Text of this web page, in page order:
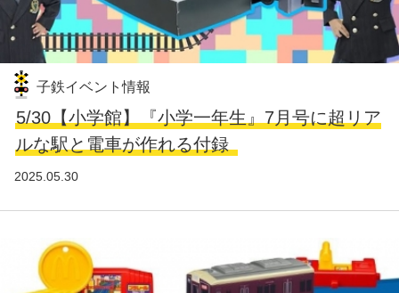
子鉄イベント情報
5/30【小学館】『小学一年生』7月号に超リア
ルな駅と電車が作れる付録
2025.05.30